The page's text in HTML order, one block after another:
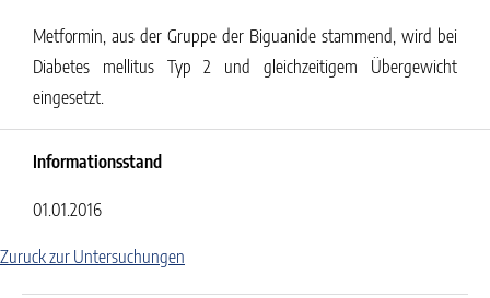
Metformin, aus der Gruppe der Biguanide stammend, wird bei
Diabetes mellitus Typ 2 und gleichzeitigem Übergewicht
eingesetzt.
Informationsstand
01.01.2016
Zuruck zur Untersuchungen